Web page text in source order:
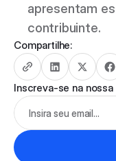
Compartilhe:
Inscreva-se na
apresentam
contribuinte.